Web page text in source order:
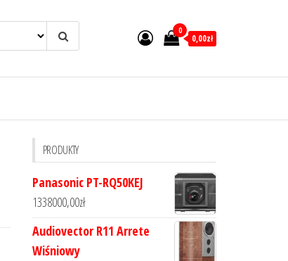
0
0,00zł
PRODUKTY
Panasonic PT-RQ50KEJ
1338000,00zł
Audiovector R11 Arrete
Wiśniowy